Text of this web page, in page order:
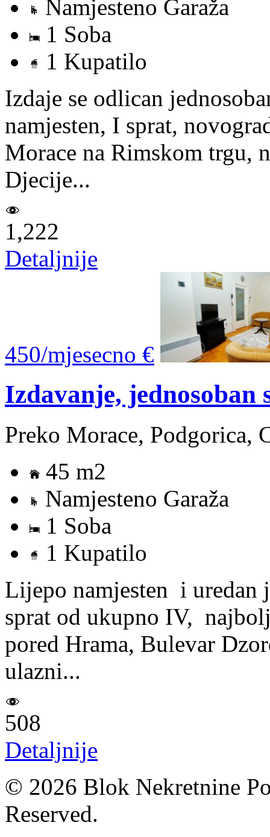
Namjesteno Garaža
1 Soba
1 Kupatilo
Izdaje se odlican
namjesten, I sprat,
Morace na Rimskom trgu,
Djecije...
1,222
Detaljnije
450/mjesecno €
Izdavanje, jednosoban
Preko Morace, Podgorica,
45 m2
Namjesteno Garaža
1 Soba
1 Kupatilo
Lijepo namjesten i uredan
sprat od ukupno IV,
pored Hrama, Bulevar
ulazni...
508
Detaljnije
© 2026 Blok Nekretnine
Reserved.